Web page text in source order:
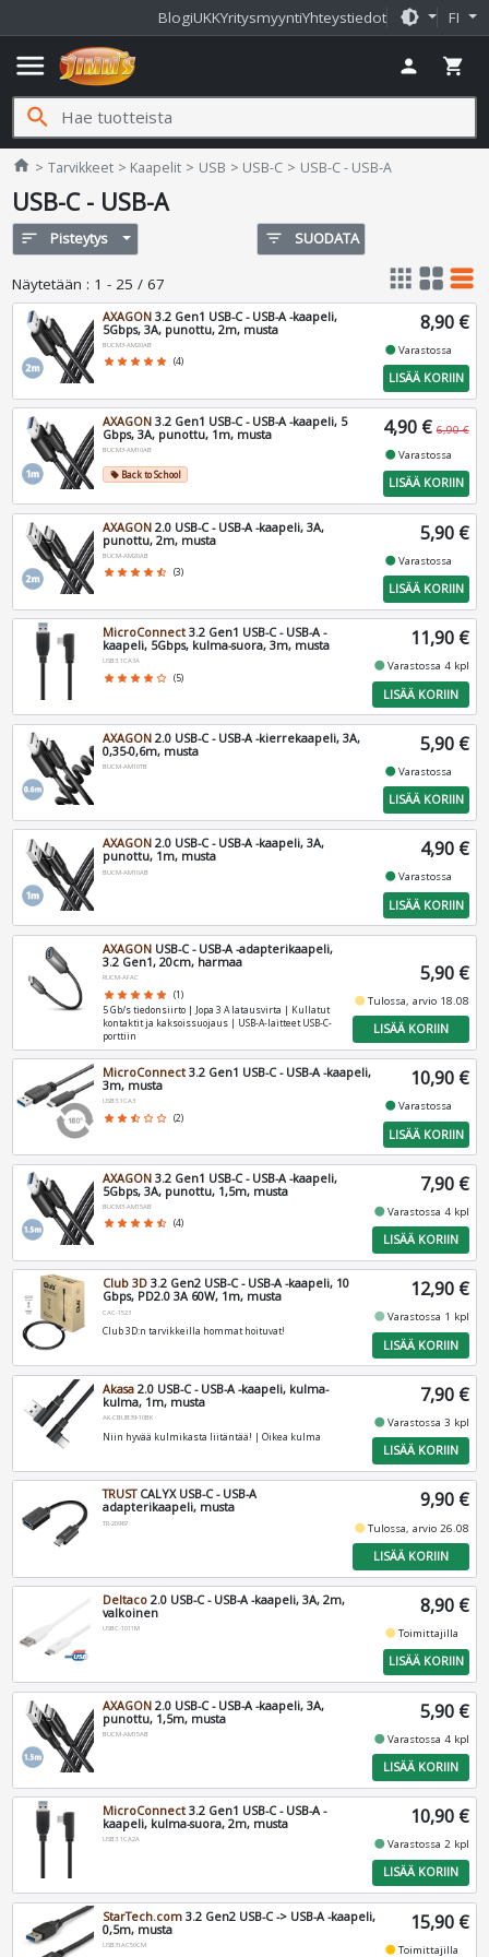
BlogiUKKYritysmyyntiYhteystiedot brightness_medium FI
menu person shopping_cart
search
home Jimms.fi
Tarvikkeet Kaapelit USB USB-C USB-C - USB-A
USB-C - USB-A
sort Pisteytys filter_list SUODATA
Näytetään : 1 - 25 / 67 apps grid_view table_rows
AXAGON 3.2 Gen1 USB-C - USB-A -kaapeli,
5Gbps, 3A, punottu, 2m, musta
BUCM3-AM20AB
star star star star star (4)
8,90 €
fiber_manual_recordVarastossa
LISÄÄ KORIIN
AXAGON 3.2 Gen1 USB-C - USB-A -kaapeli, 5
Gbps, 3A, punottu, 1m, musta
BUCM3-AM10AB
local_offerBack to School
4,90 € 6,90 €
fiber_manual_recordVarastossa
LISÄÄ KORIIN
AXAGON 2.0 USB-C - USB-A -kaapeli, 3A,
punottu, 2m, musta
BUCM-AM20AB
star star star star star_half (3)
5,90 €
fiber_manual_recordVarastossa
LISÄÄ KORIIN
MicroConnect 3.2 Gen1 USB-C - USB-A -
kaapeli, 5Gbps, kulma-suora, 3m, musta
USB3.1CA3A
star star star star star_border (5)
11,90 €
fiber_manual_recordVarastossa 4 kpl
LISÄÄ KORIIN
AXAGON 2.0 USB-C - USB-A -kierrekaapeli, 3A,
0,35-0,6m, musta
BUCM-AM10TB
5,90 €
fiber_manual_recordVarastossa
LISÄÄ KORIIN
AXAGON 2.0 USB-C - USB-A -kaapeli, 3A,
punottu, 1m, musta
BUCM-AM10AB
4,90 €
fiber_manual_recordVarastossa
LISÄÄ KORIIN
AXAGON USB-C - USB-A -adapterikaapeli,
3.2 Gen1, 20cm, harmaa
RUCM-AFAC
star star star star star (1)
5 Gb/s tiedonsiirto | Jopa 3 A latausvirta | Kullatut
kontaktit ja kaksoissuojaus | USB-A-laitteet USB-C-
porttiin
5,90 €
fiber_manual_recordTulossa, arvio 18.08
LISÄÄ KORIIN
MicroConnect 3.2 Gen1 USB-C - USB-A -kaapeli,
3m, musta
USB3.1CA3
star star star_half star_border star_border (2)
10,90 €
fiber_manual_recordVarastossa
LISÄÄ KORIIN
AXAGON 3.2 Gen1 USB-C - USB-A -kaapeli,
5Gbps, 3A, punottu, 1,5m, musta
BUCM3-AM15AB
star star star star star_half (4)
7,90 €
fiber_manual_recordVarastossa 4 kpl
LISÄÄ KORIIN
Club 3D 3.2 Gen2 USB-C - USB-A -kaapeli, 10
Gbps, PD2.0 3A 60W, 1m, musta
CAC-1523
Club 3D:n tarvikkeilla hommat hoituvat!
12,90 €
fiber_manual_recordVarastossa 1 kpl
LISÄÄ KORIIN
Akasa 2.0 USB-C - USB-A -kaapeli, kulma-
kulma, 1m, musta
AK-CBUB39-10BK
Niin hyvää kulmikasta liitäntää! | Oikea kulma
7,90 €
fiber_manual_recordVarastossa 3 kpl
LISÄÄ KORIIN
TRUSTCALYX USB-C - USB-A
adapterikaapeli, musta
TR-20967
9,90 €
fiber_manual_recordTulossa, arvio 26.08
LISÄÄ KORIIN
Deltaco 2.0 USB-C - USB-A -kaapeli, 3A, 2m,
valkoinen
USBC-1011M
8,90 €
fiber_manual_recordToimittajilla
LISÄÄ KORIIN
AXAGON 2.0 USB-C - USB-A -kaapeli, 3A,
punottu, 1,5m, musta
BUCM-AM15AB
5,90 €
fiber_manual_recordVarastossa 4 kpl
LISÄÄ KORIIN
MicroConnect 3.2 Gen1 USB-C - USB-A -
kaapeli, kulma-suora, 2m, musta
USB3.1CA2A
10,90 €
fiber_manual_recordVarastossa 2 kpl
LISÄÄ KORIIN
StarTech.com 3.2 Gen2 USB-C -> USB-A -kaapeli,
0,5m, musta
USB31AC50CM
15,90 €
fiber_manual_recordToimittajilla